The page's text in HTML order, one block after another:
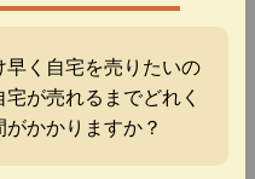
早く自宅を売りたいの
が売れるまでどれく
がかかりますか？